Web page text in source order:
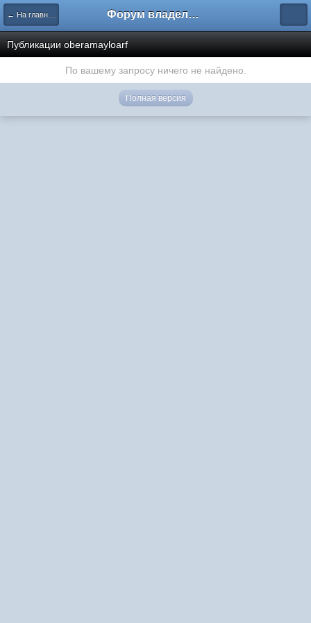
← На главную Форум владельцев интернет-магазинов
Публикации oberamayloarf
По вашему запросу ничего не найдено.
Полная версия